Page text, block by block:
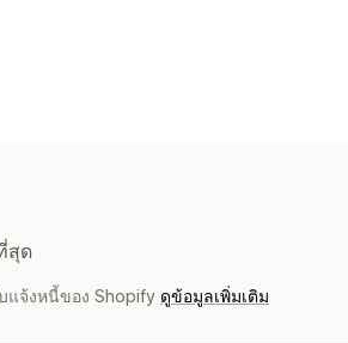
สุด
แจ้งหนี้ของ Shopify ดูข้อมูลเพิ่มเติม